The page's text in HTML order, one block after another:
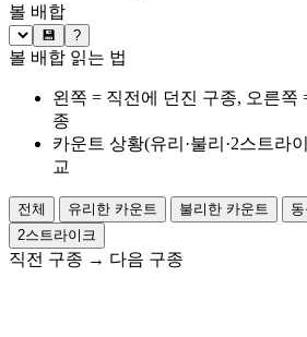
볼 배합
💾 ?
볼 배합 읽는 법
왼쪽 = 직전에 던진 구종, 오른쪽
종
카운트 상황(유리·불리·2스트라
교
전체 유리한 카운트 불리한 카운트
2스트라이크
직전 구종 → 다음 구종